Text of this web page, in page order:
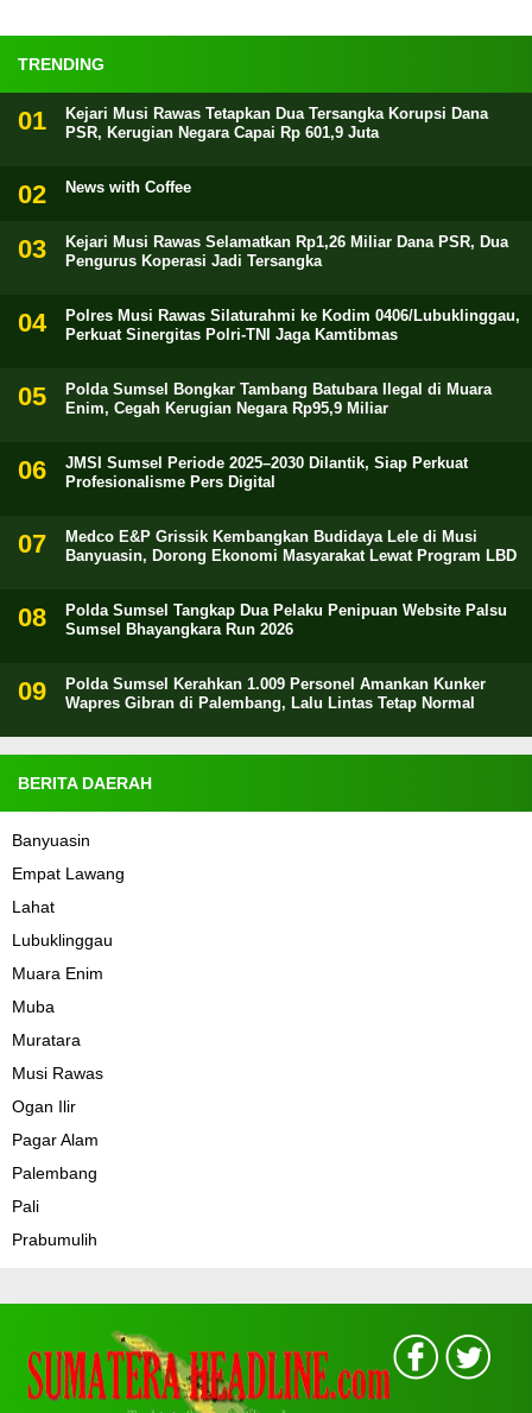
TRENDING
Kejari Musi Rawas Tetapkan Dua Tersangka Korupsi Dana
PSR, Kerugian Negara Capai Rp 601,9 Juta
News with Coffee
Kejari Musi Rawas Selamatkan Rp1,26 Miliar Dana PSR, Dua
Pengurus Koperasi Jadi Tersangka
Polres Musi Rawas Silaturahmi ke Kodim 0406/Lubuklinggau,
Perkuat Sinergitas Polri-TNI Jaga Kamtibmas
Polda Sumsel Bongkar Tambang Batubara Ilegal di Muara
Enim, Cegah Kerugian Negara Rp95,9 Miliar
JMSI Sumsel Periode 2025–2030 Dilantik, Siap Perkuat
Profesionalisme Pers Digital
Medco E&P Grissik Kembangkan Budidaya Lele di Musi
Banyuasin, Dorong Ekonomi Masyarakat Lewat Program LBD
Polda Sumsel Tangkap Dua Pelaku Penipuan Website Palsu
Sumsel Bhayangkara Run 2026
Polda Sumsel Kerahkan 1.009 Personel Amankan Kunker
Wapres Gibran di Palembang, Lalu Lintas Tetap Normal
BERITA DAERAH
Banyuasin
Empat Lawang
Lahat
Lubuklinggau
Muara Enim
Muba
Muratara
Musi Rawas
Ogan Ilir
Pagar Alam
Palembang
Pali
Prabumulih